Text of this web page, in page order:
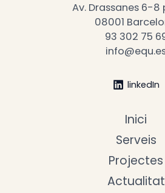
Av. Drassanes 6-8
08001
93 302 75
linkedIn
Inici
Serveis
Projectes
Actualitat